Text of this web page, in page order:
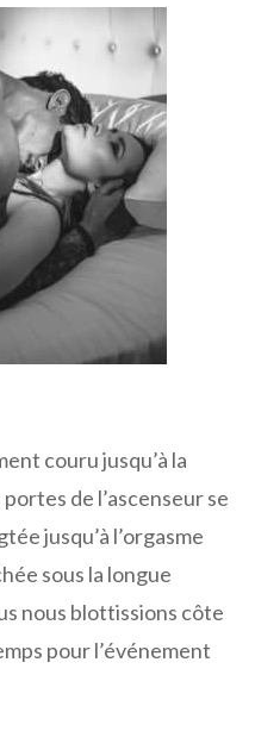
couru jusqu’à la
de l’ascenseur se
jusqu’à l’orgasme
sous la longue
nous blottissions côte
pour l’événement